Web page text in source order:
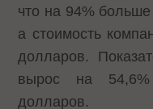
что на 94%
а стоимость
долларов.
вырос на
долларов.